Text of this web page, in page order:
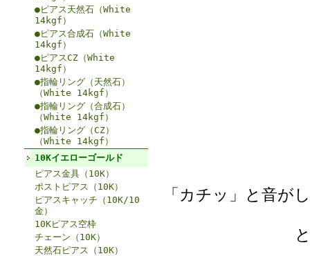
●ピアス天然石（White
14kgf）
●ピアス合成石（White
14kgf）
●ピアスCZ（White
14kgf）
●指輪リング（天然石）
（White 14kgf）
●指輪リング（合成石）
（White 14kgf）
●指輪リング（CZ）
（White 14kgf）
10Kイエローゴールド
ピアス金具（10K）
ポストピアス（10K）
ピアスキャッチ（10K/10
金）
10Kピアス空枠
チェーン（10K）
天然石ピアス（10K）
「カチッ」と音が